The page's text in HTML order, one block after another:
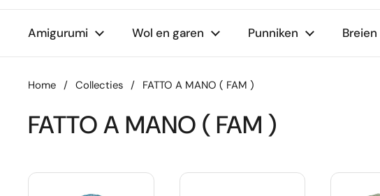
Amigurumi Wol en garen Punniken Breien
Home / Collecties / FATTO A MANO ( FAM )
FATTO A MANO ( FAM )